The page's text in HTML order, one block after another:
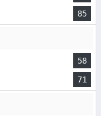
85
58
71